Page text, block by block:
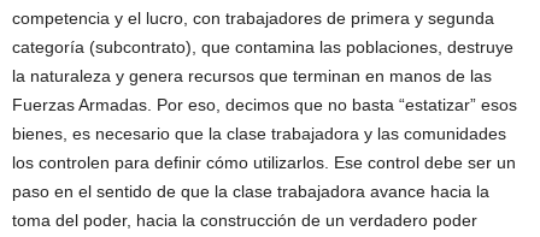
competencia y el lucro, con trabajadores de primera y segunda
categoría (subcontrato), que contamina las poblaciones, destruye
la naturaleza y genera recursos que terminan en manos de las
Fuerzas Armadas. Por eso, decimos que no basta “estatizar” esos
bienes, es necesario que la clase trabajadora y las comunidades
los controlen para definir cómo utilizarlos. Ese control debe ser un
paso en el sentido de que la clase trabajadora avance hacia la
toma del poder, hacia la construcción de un verdadero poder